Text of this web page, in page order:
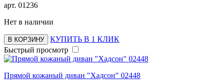
арт. 01236
Нет в наличии
В КОРЗИНУ
КУПИТЬ В 1 КЛИК
Быстрый просмотр
Прямой кожаный диван "Хадсон" 02448